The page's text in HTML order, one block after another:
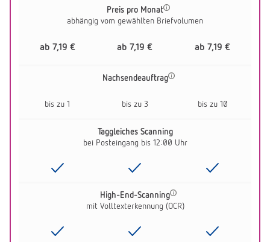
Preis pro Monat
abhängig vom gewählten Briefvolumen
ab 7,19 € ab 7,19 € ab 7,19 €
Nachsendeauftrag
bis zu 1 bis zu 3 bis zu 10
Taggleiches Scanning
bei Posteingang bis 12:00 Uhr
High-End-Scanning
mit Volltexterkennung (OCR)